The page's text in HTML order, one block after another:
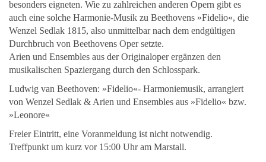
besonders eigneten. Wie zu zahlreichen anderen Opern gibt es
auch eine solche Harmonie-Musik zu Beethovens »Fidelio«, die
Wenzel Sedlak 1815, also unmittelbar nach dem endgültigen
Durchbruch von Beethovens Oper setzte.
Arien und Ensembles aus der Originaloper ergänzen den
musikalischen Spaziergang durch den Schlosspark.
Ludwig van Beethoven: »Fidelio«- Harmoniemusik, arrangiert
von Wenzel Sedlak & Arien und Ensembles aus »Fidelio« bzw.
»Leonore«
Freier Eintritt, eine Voranmeldung ist nicht notwendig.
Treffpunkt um kurz vor 15:00 Uhr am Marstall.